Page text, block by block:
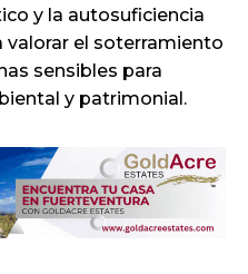
y la autosuficiencia
valorar el soterramiento
sensibles para
y patrimonial.